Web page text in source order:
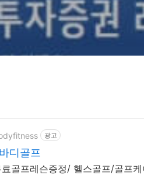
광고
디골프
골프레슨증정/ 헬스골프/골프